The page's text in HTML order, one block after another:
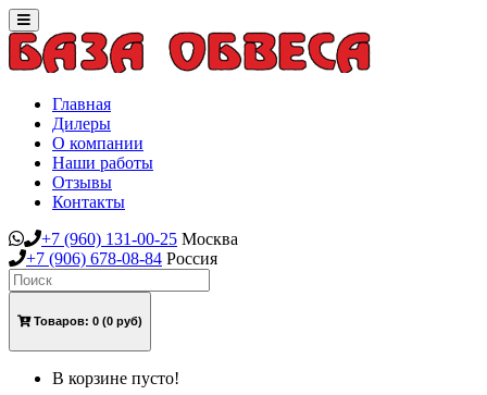
Toggle
navigation
Главная
Дилеры
О компании
Наши работы
Отзывы
Контакты
+7 (960) 131-00-25 Москва
+7 (906) 678-08-84 Россия
Товаров: 0 (0 руб)
В корзине пусто!